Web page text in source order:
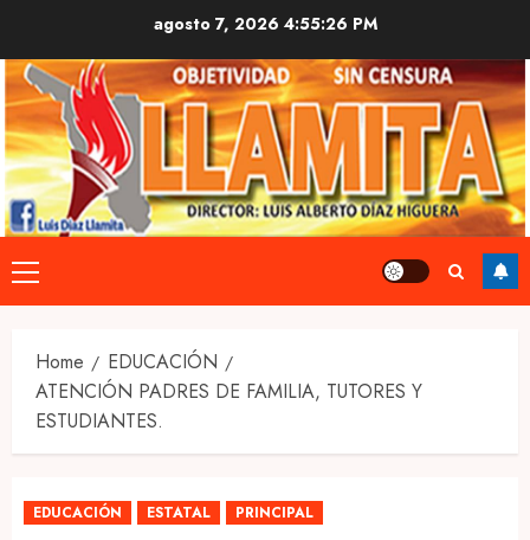
content
agosto 7, 20264:55:27 PM
Primary
Menu
Home
EDUCACIÓN
ATENCIÓN PADRES DE FAMILIA, TUTORES Y
ESTUDIANTES.
EDUCACIÓN ESTATAL PRINCIPAL